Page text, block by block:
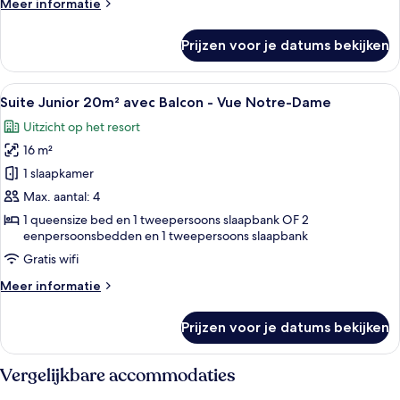
Vue
laden
Meer informatie
Double
Supérieure
16m²
Balcon
Vue
Notre-
Dame
Prijzen voor je datums bekijken
Alle
foto's
voor
Suite
Junior
20m²
avec
Balcon
-
Vue
Notre-
laden
Een hotelkamer met een bed, een
9
Suite Junior 20m² avec Balcon - Vue Notre-Dame
Uitzicht op het resort
16 m²
1 slaapkamer
Max. aantal: 4
1 queensize bed en 1 tweepersoons slaapbank OF 2
eenpersoonsbedden en 1 tweepersoons slaapbank
Gratis wifi
Meer informatie
Meer
Junior
20m²
avec
Prijzen voor je datums bekijken
Vergelijkbare accommodaties